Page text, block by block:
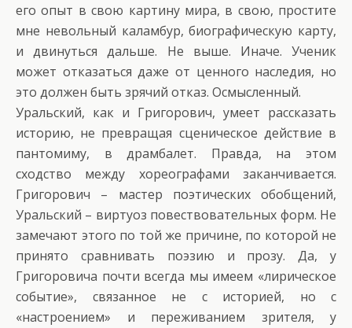
его опыт в свою картину мира, в свою, простите
мне невольный каламбур, биографическую карту,
и двинуться дальше. Не выше. Иначе. Ученик
может отказаться даже от ценного наследия, но
это должен быть зрячий отказ. Осмысленный.
Уральский, как и Григорович, умеет рассказать
историю, не превращая сценическое действие в
пантомиму, в драмбалет. Правда, на этом
сходство между хореографами заканчивается.
Григорович – мастер поэтических обобщений,
Уральский – виртуоз повествовательных форм. Не
замечают этого по той же причине, по которой не
принято сравнивать поэзию и прозу. Да, у
Григоровича почти всегда мы имеем «лирическое
событие», связанное не с историей, но с
«настроением» и переживанием зрителя, у